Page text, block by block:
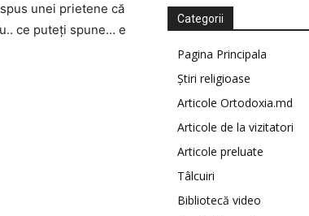
unei prietene că
ce puteți spune… e
Categorii
Pagina Principala
Știri religioase
Articole Ortodoxia.md
Articole de la vizitatori
Articole preluate
Tâlcuiri
Bibliotecă video